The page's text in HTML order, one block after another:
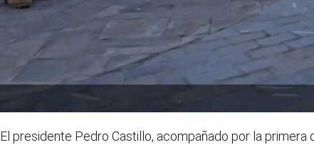
El presidente Pedro Castillo, acompañado por la